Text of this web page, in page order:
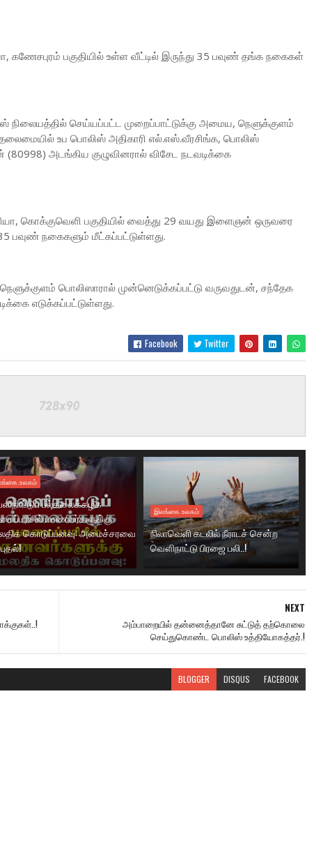
கணேசபுரம் பகுதியில் உள்ள வீட்டில் இருந்து 35 பவுண் தங்க நகைகள்
செய்யப்பட்ட முறைப்பாட்டுக்கு அமைய, நெளுக்குளம்
உப பொலிஸ் அதிகாரி எல்.எஸ்.வீரசிங்க, பொலிஸ்
அடங்கிய குழுவினரால் விசேட நடவடிக்கை
கொக்குவெளி பகுதியில் வைத்து 29 வயது இளைஞன் ஒருவரை
பவுண் நகைகளும் மீட்கப்பட்டுள்ளது.
பொலிஸாரால் முன்னெடுக்கப்பட்டு வருவதுடன், சந்தேக
எடுக்கப்பட்டுள்ளது.
Facebook Twitter
பல்கலைக்கழக
மாணவர்களுக்கு
கொடுப்பனவு: அமைச்சரவை
இலங்கை.உலகம்
நிலாவெளி கடலில் நீராடச் சென்ற
வௌிநாட்டு பிரஜை பலி..!
NEXT
அம்பாறையில் தன்னைத்தானே சுட்டுத் தற்கொலை
செய்துகொண்ட பொலிஸ் உத்தியோகத்தர்.!
BLOGGER DISQUS FACEBOOK